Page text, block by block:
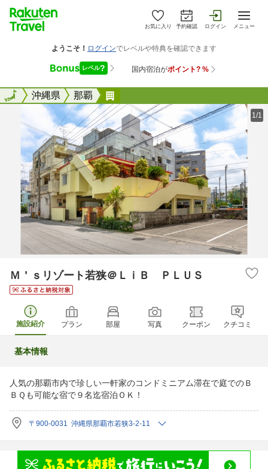
お気に入り 予約確認 ログイン メニュー
全国沖縄県 那覇
全国
1/1
Ｍ＇ｓリゾート若狭＠ＬｉＢ ＰＬＵＳ
施設紹介 プラン 部屋 写真 クーポン クチコミ
基本情報
人気の那覇市内で珍しい一軒家のコンドミニアム滞在で庭でのＢ
ＢＱも可能な宿で９名迄宿泊ＯＫ！
〒900-0031 沖縄県那覇市若狭3-2-11